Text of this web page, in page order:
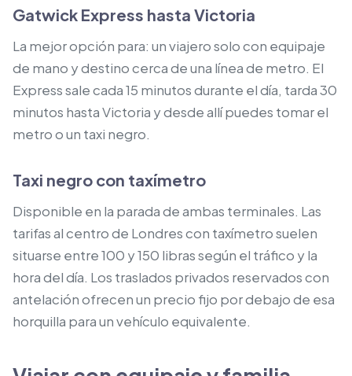
Gatwick Express hasta Victoria
La mejor opción para: un viajero solo con equipaje
de mano y destino cerca de una línea de metro. El
Express sale cada 15 minutos durante el día, tarda 30
minutos hasta Victoria y desde allí puedes tomar el
metro o un taxi negro.
Taxi negro con taxímetro
Disponible en la parada de ambas terminales. Las
tarifas al centro de Londres con taxímetro suelen
situarse entre 100 y 150 libras según el tráfico y la
hora del día. Los traslados privados reservados con
antelación ofrecen un precio fijo por debajo de esa
horquilla para un vehículo equivalente.